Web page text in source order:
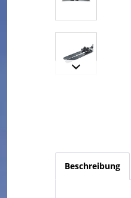
Beschreibung